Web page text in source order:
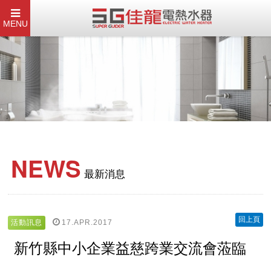
MENU
NEWS 最新消息
回上頁
活動訊息 17.APR.2017
新竹縣中小企業益慈跨業交流會蒞臨